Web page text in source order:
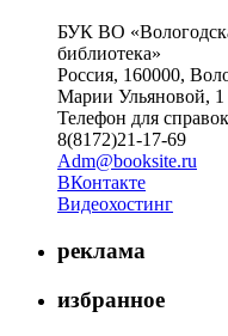
БУК ВО
библиотека»
Россия, 160000,
Марии Ульяновой, 1
Телефон для
8(8172)21-17-69
Adm@booksite.ru
ВКонтакте
Видеохостинг
реклама
избранное